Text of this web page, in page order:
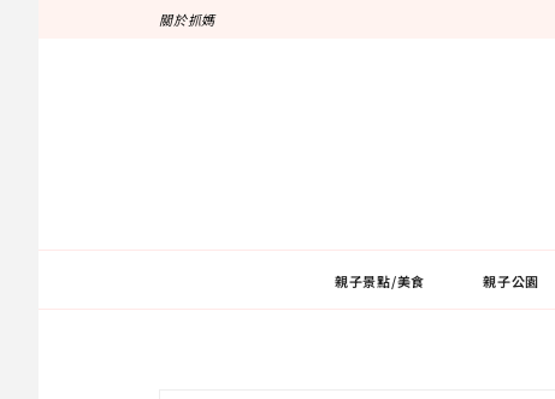
關於抓媽
親子景點/美食 親子公園